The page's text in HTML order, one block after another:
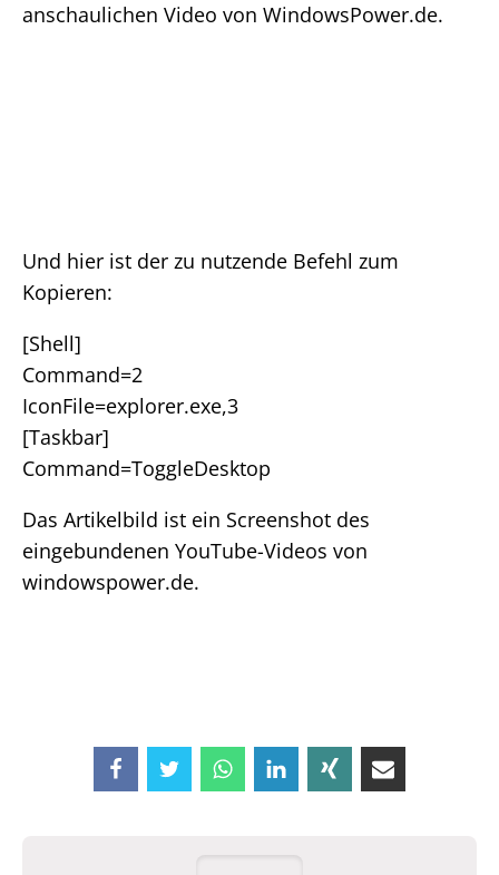
anschaulichen Video von WindowsPower.de.
Und hier ist der zu nutzende Befehl zum
Kopieren:
[Shell]
Command=2
IconFile=explorer.exe,3
[Taskbar]
Command=ToggleDesktop
Das Artikelbild ist ein Screenshot des
eingebundenen YouTube-Videos von
windowspower.de.